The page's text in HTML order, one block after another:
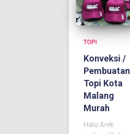
TOPI
Konveksi /
Pembuatan
Topi Kota
Malang
Murah
Halo Arek